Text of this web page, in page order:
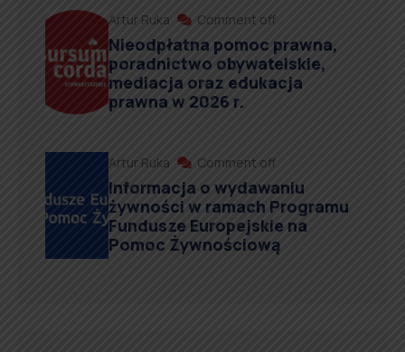
Artur Ruka Comment off
Nieodpłatna pomoc prawna,
poradnictwo obywatelskie,
mediacja oraz edukacja
prawna w 2026 r.
Artur Ruka Comment off
Informacja o wydawaniu
żywności w ramach Programu
Fundusze Europejskie na
Pomoc Żywnościową